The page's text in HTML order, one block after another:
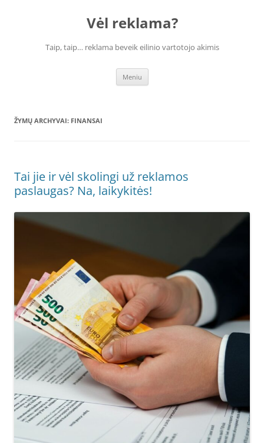
Vėl reklama?
Taip, taip… reklama beveik eilinio vartotojo akimis
Meniu Pereiti
turinio
ŽYMŲ ARCHYVAI: FINANSAI
Tai jie ir vėl skolingi už reklamos
paslaugas? Na, laikykitės!